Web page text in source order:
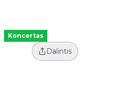
Koncertas
Dalintis